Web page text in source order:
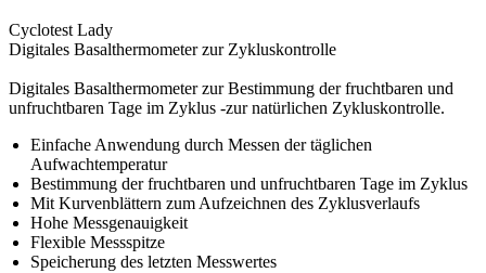
Cyclotest Lady
Digitales Basalthermometer zur Zykluskontrolle
Digitales Basalthermometer zur Bestimmung der fruchtbaren und
unfruchtbaren Tage im Zyklus -zur natürlichen Zykluskontrolle.
Einfache Anwendung durch Messen der täglichen
Aufwachtemperatur
Bestimmung der fruchtbaren und unfruchtbaren Tage im Zyklus
Mit Kurvenblättern zum Aufzeichnen des Zyklusverlaufs
Hohe Messgenauigkeit
Flexible Messspitze
Speicherung des letzten Messwertes